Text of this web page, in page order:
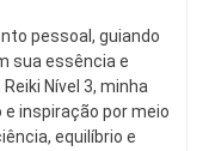
pessoal, guiando
sua essência e
Nível 3, minha
inspiração por meio
equilíbrio e